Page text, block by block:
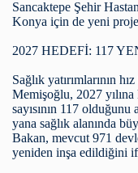
Sancaktepe Şehir
Konya için de yeni
2027 HEDEFİ: 117
Sağlık yatırımlarının
Memişoğlu, 2027 yılına
sayısının 117
yana sağlık alanında
Bakan, mevcut 971
yeniden inşa edildiğini